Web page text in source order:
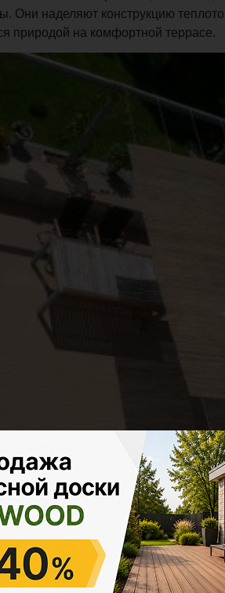
Они наделяют конструкцию
природой на комфортной террасе.
выполнено в виде закрытой,
эксплуатации будущей
постройка должна быть закрытого
террасой имеет ряд